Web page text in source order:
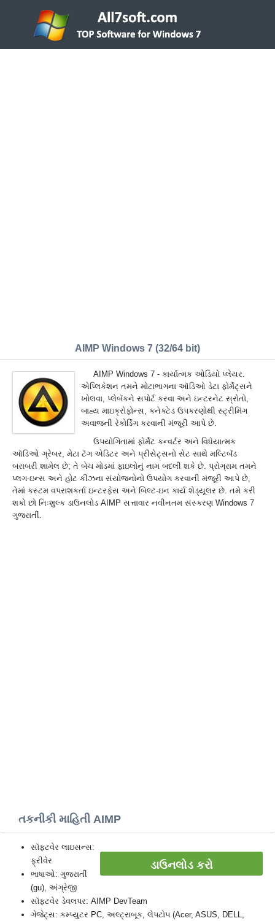
AIMP Windows 7 (32/64 bit)
AIMP Windows 7 - કાર્યાત્મક ઓડિયો પ્લેયર.
એપ્લિકેશન તમને મોટાભાગના ઑડિઓ ડેટા ફોર્મેટ્સને
ખોલવા, પ્લેબૅકને સપોર્ટ કરવા અને ઇન્ટરનેટ સ્રોતો,
બાહ્ય માઇક્રોફોન્સ, કનેક્ટેડ ઉપકરણોથી સ્ટ્રીમિંગ
અવાજની રેકોર્ડિંગ કરવાની મંજૂરી આપે છે.
ઉપયોગિતામાં ફોર્મેટ કન્વર્ટર અને વિધેયાત્મક
ઑડિઓ ગ્રેબર, મેટા ટૅગ એડિટર અને પ્રીસેટ્સનો સેટ સાથે મલ્ટિબૅંડ
બરાબરી શામેલ છે; તે બેચ મોડમાં ફાઇલોનું નામ બદલી શકે છે. પ્રોગ્રામ તમને
પ્લગ-ઇન્સ અને હોટ કીઝના સંયોજનોનો ઉપયોગ કરવાની મંજૂરી આપે છે,
તેમાં કસ્ટમ વપરાશકર્તા ઇન્ટરફેસ અને બિલ્ટ-ઇન કાર્ય શેડ્યૂલર છે. તમે કરી
શકો છો નિઃશુલ્ક ડાઉનલોડ AIMP સત્તાવાર નવીનતમ સંસ્કરણ Windows 7
ગુજરાતીં.
તકનીકી માહિતી AIMP
ડાઉનલોડ કરો
સૉફ્ટવેર લાઇસન્સ:
ફ્રીવેર
ભાષાઓ: ગુજરાતીં
(gu), અંગ્રેજી
સૉફ્ટવેર ડેવલપર: AIMP DevTeam
ગેજેટ્સ: કમ્પ્યુટર PC, અલ્ટ્રાબૂક, લેપટોપ (Acer, ASUS, DELL,